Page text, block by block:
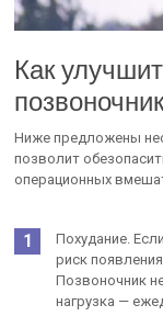
Как
Ниже предложены
позволит
операционных
Похудание.
риск
Позвоночник
нагрузка —